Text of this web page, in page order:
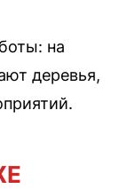
на
деревья,